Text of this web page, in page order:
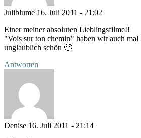
Juliblume 16. Juli 2011 - 21:02
Einer meiner absoluten Lieblingsfilme!!
"Vois sur ton chemin" haben wir auch mal
unglaublich schön 🙂
Antworten
Denise 16. Juli 2011 - 21:14